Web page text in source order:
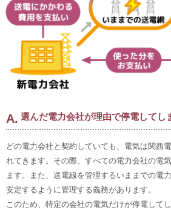
選んだ電力会社が理由で停電してし
どの電力会社と契約していても、電気は関西
れてきます。その際、すべての電力会社の電
ます。また、送電線を管理するいままでの電
安定するように管理する義務があります。
このため、特定の会社の電気だけが停電して